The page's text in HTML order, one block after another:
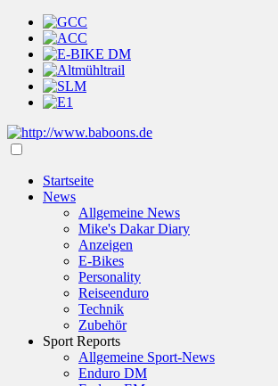
Startseite
News
Allgemeine News
Mike's Dakar Diary
Anzeigen
E-Bikes
Personality
Reiseenduro
Technik
Zubehör
Sport Reports
Allgemeine Sport-News
Enduro DM